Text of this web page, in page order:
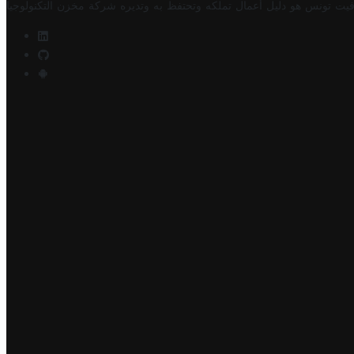
تونس هو دليل أعمال تملكه وتحتفظ به وتديره شركة مخزن التكنولوجيا